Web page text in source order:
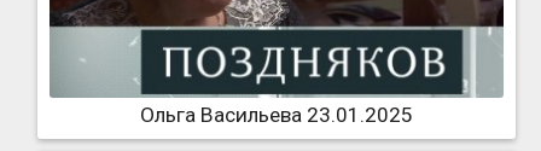
Ольга Васильева 23.01.2025